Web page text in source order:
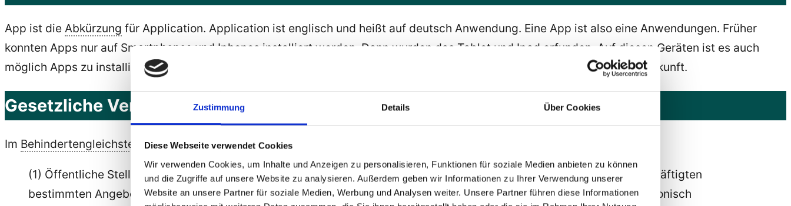
Zustimmung Details Über Cookies
Diese Webseite verwendet Cookies
Wir verwenden Cookies, um Inhalte und Anzeigen zu personalisieren, Funktionen für soziale Medien anbieten zu können
und die Zugriffe auf unsere Website zu analysieren. Außerdem geben wir Informationen zu Ihrer Verwendung unserer
Website an unsere Partner für soziale Medien, Werbung und Analysen weiter. Unsere Partner führen diese Informationen
App ist die Abkürzung für Application. Application ist englisch und heißt auf deutsch Anwendung. Eine App ist also eine Anwendungen. Früher
konnten Apps nur auf Smartphones und Iphones installiert werden. Dann wurden das Tablet und Ipad erfunden. Auf diesen Geräten ist es auch
möglich Apps zu installieren. Inzwischen wird Software für Desktop-Betriebssysteme auch Apps genannt. Apps sind die Zukunft.
Gesetzliche Verpflichtung für Öffentliche Stellen des Bundes
Im Behindertengleichstellungsgesetz– BGG § 12a Barrierefreie Informationstechnik Absatz 1 steht:
(1) Öffentliche Stellen des Bundes gestalten ihre Websites undmobilen Anwendungen, einschließlich der für die Beschäftigten
bestimmten Angebote im Intranet, barrierefrei. Schrittweise, spätestens bis zum 23. Juni 2021, gestalten sie ihre elektronisch